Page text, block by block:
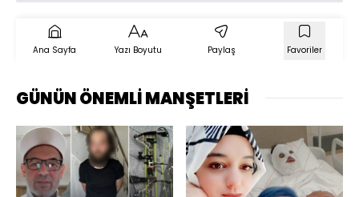
Ana Sayfa Yazı Boyutu Paylaş Favoriler
GÜNÜN ÖNEMLİ MANŞETLERİ